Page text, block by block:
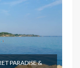
PARADISE &